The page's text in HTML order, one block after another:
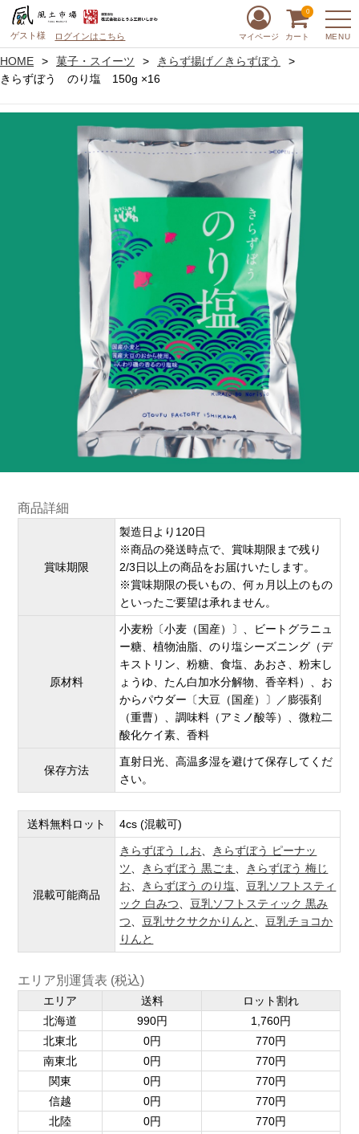
ゲスト様 ログインはこちら MENU
マイページ カート
0
HOME 菓子・スイーツ
きらず揚げ／きらずぼう
きらずぼう のり塩 150g ×16
商品詳細
賞味期限
製造日より120日
※商品の発送時点で、賞味期限まで残り
2/3日以上の商品をお届けいたします。
※賞味期限の長いもの、何ヵ月以上のもの
といったご要望は承れません。
原材料
小麦粉〔小麦（国産）〕、ビートグラニュ
ー糖、植物油脂、のり塩シーズニング（デ
キストリン、粉糖、食塩、あおさ、粉末し
ょうゆ、たん白加水分解物、香辛料）、お
からパウダー〔大豆（国産）〕／膨張剤
（重曹）、調味料（アミノ酸等）、微粒二
酸化ケイ素、香料
保存方法
直射日光、高温多湿を避けて保存してくだ
さい。
送料無料ロット 4cs (混載可)
混載可能商品
きらずぼう しお、
きらずぼう ピーナッ
ツ、 きらずぼう 黒ごま 、
きらずぼう 梅じ
お、 きらずぼう のり塩、豆乳ソフトスティ
ック 白みつ、豆乳ソフトスティック 黒み
つ、豆乳サクサクかりんと 、豆乳チョコか
りんと
エリア別運賃表 (税込)
エリア 送料
ロット割れ
北海道
990円
1,760円
北東北
0円
770円
南東北
0円
770円
関東
0円
770円
信越
0円
770円
北陸
0円
770円